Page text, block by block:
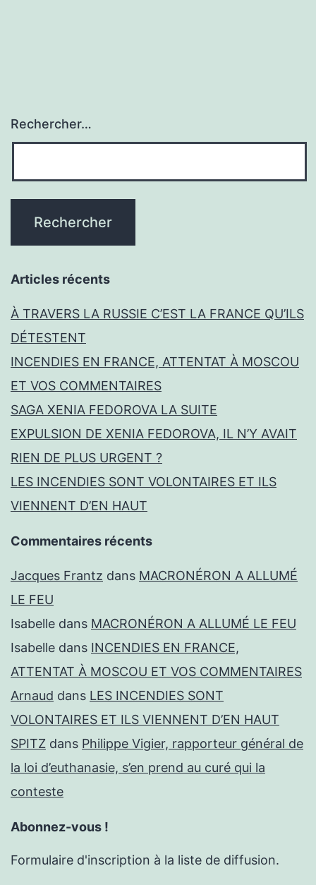
Rechercher…
Articles récents
À TRAVERS LA RUSSIE C’EST LA FRANCE QU’ILS
DÉTESTENT
INCENDIES EN FRANCE, ATTENTAT À MOSCOU
ET VOS COMMENTAIRES
SAGA XENIA FEDOROVA LA SUITE
EXPULSION DE XENIA FEDOROVA, IL N’Y AVAIT
RIEN DE PLUS URGENT ?
LES INCENDIES SONT VOLONTAIRES ET ILS
VIENNENT D’EN HAUT
Commentaires récents
Jacques Frantz dans MACRONÉRON A ALLUMÉ
LE FEU
Isabelle dans MACRONÉRON A ALLUMÉ LE FEU
Isabelle dans INCENDIES EN FRANCE,
ATTENTAT À MOSCOU ET VOS COMMENTAIRES
Arnaud dans LES INCENDIES SONT
VOLONTAIRES ET ILS VIENNENT D’EN HAUT
SPITZ dans Philippe Vigier, rapporteur général de
la loi d’euthanasie, s’en prend au curé qui la
conteste
Abonnez-vous !
Formulaire d'inscription à la liste de diffusion.